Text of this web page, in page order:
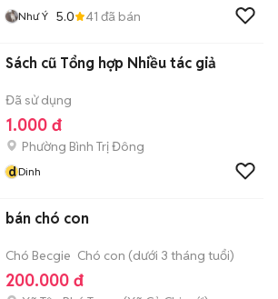
Như Ý 5.0 41 đã bán
Sách cũ Tổng hợp Nhiều tác giả
Đã sử dụng
1.000 đ
Phường Bình Trị Đông
dDinh
bán chó con
Chó Becgie Chó con (dưới 3 tháng tuổi)
200.000 đ